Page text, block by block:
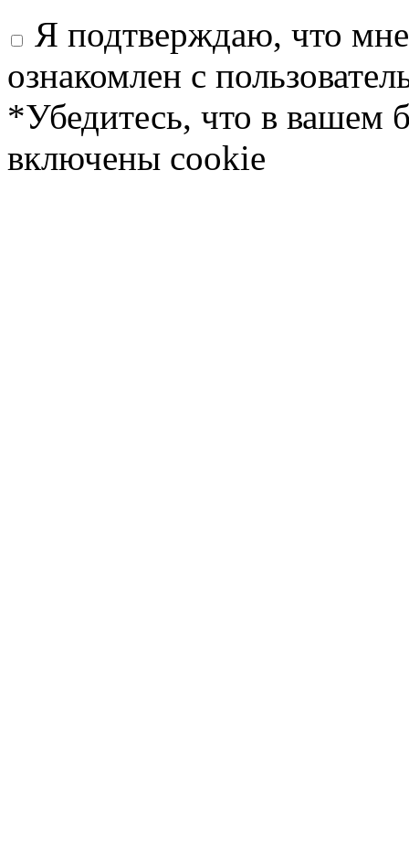
Я подтверждаю, что
ознакомлен с
*Убедитесь, что в вашем
включены cookie